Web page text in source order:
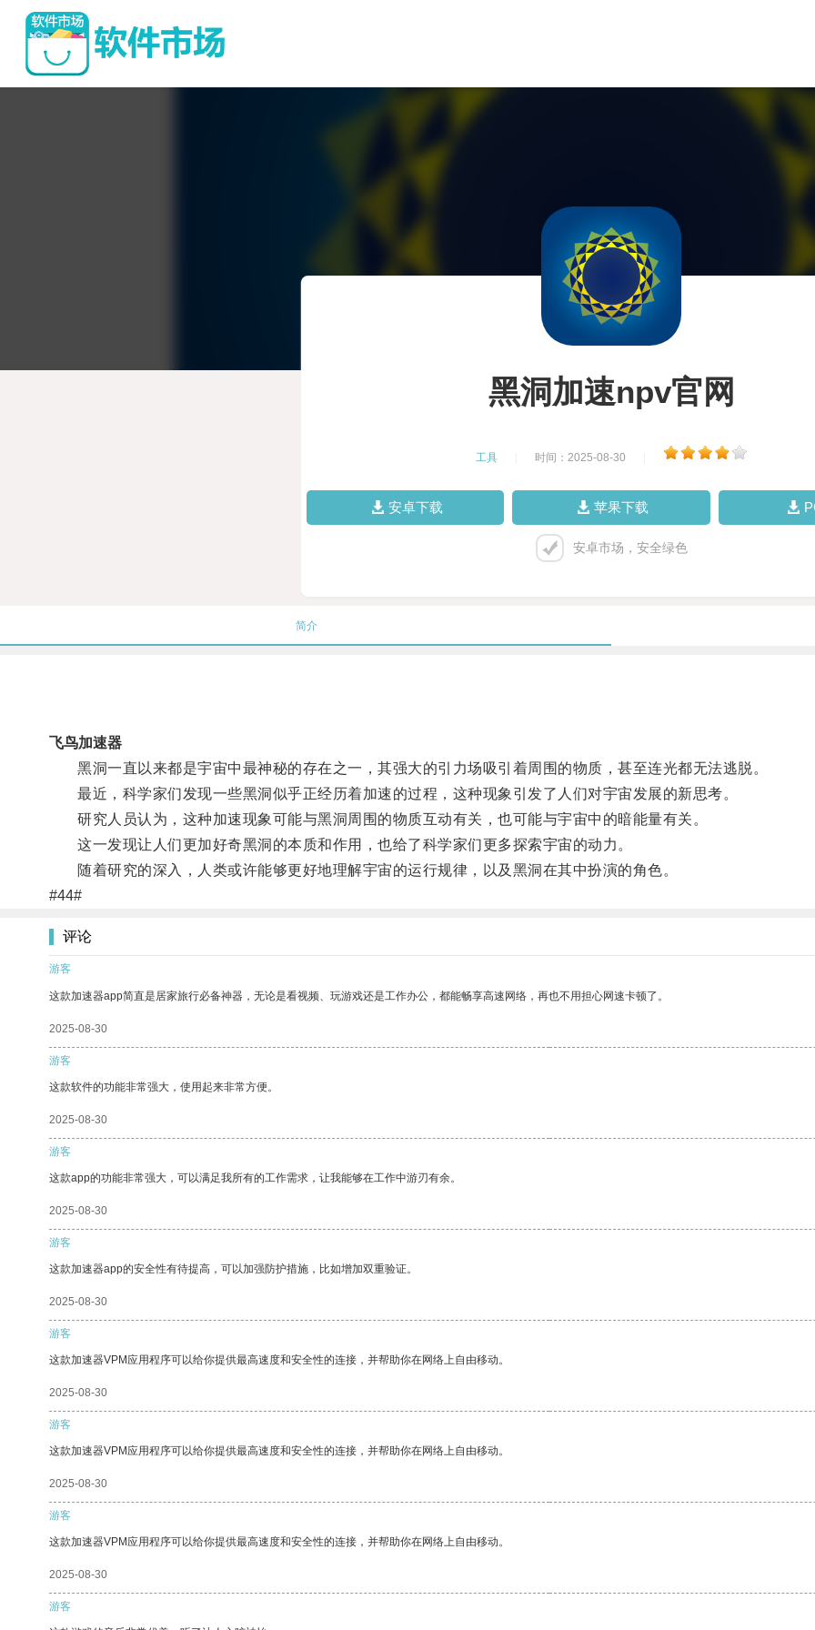
黑洞加速npv官网
工具 时间：2025-08-30
安卓下载 苹果下载
安卓市场，安全绿色
简介
飞鸟加速器
黑洞一直以来都是宇宙中最神秘的存在之一，其强大的引力场吸引着周围的物质，甚至连光都无法逃脱。
最近，科学家们发现一些黑洞似乎正经历着加速的过程，这种现象引发了人们对宇宙发展的新思考。
研究人员认为，这种加速现象可能与黑洞周围的物质互动有关，也可能与宇宙中的暗能量有关。
这一发现让人们更加好奇黑洞的本质和作用，也给了科学家们更多探索宇宙的动力。
随着研究的深入，人类或许能够更好地理解宇宙的运行规律，以及黑洞在其中扮演的角色。
#44#
评论
游客
这款加速器app简直是居家旅行必备神器，无论是看视频、玩游戏还是工作办公，都能畅享高速网络，再也不用担心网速卡顿了。
2025-08-30
游客
这款软件的功能非常强大，使用起来非常方便。
2025-08-30
游客
这款app的功能非常强大，可以满足我所有的工作需求，让我能够在工作中游刃有余。
2025-08-30
游客
这款加速器app的安全性有待提高，可以加强防护措施，比如增加双重验证。
2025-08-30
游客
这款加速器VPM应用程序可以给你提供最高速度和安全性的连接，并帮助你在网络上自由移动。
2025-08-30
游客
这款加速器VPM应用程序可以给你提供最高速度和安全性的连接，并帮助你在网络上自由移动。
2025-08-30
游客
这款加速器VPM应用程序可以给你提供最高速度和安全性的连接，并帮助你在网络上自由移动。
2025-08-30
游客